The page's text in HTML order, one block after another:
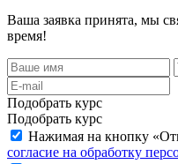
Ваша заявка принята, мы
время!
Подобрать курс
Подобрать курс
Нажимая на кнопку «
согласие на обработку